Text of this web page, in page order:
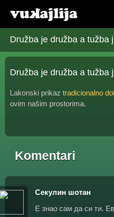
Družba je družba a tužba
Družba je družba a tužba
Lakonski prikaz tradicionalno
ovim našim prostorima.
Komentari
Секулин шотан
Е знао сам да си ти.